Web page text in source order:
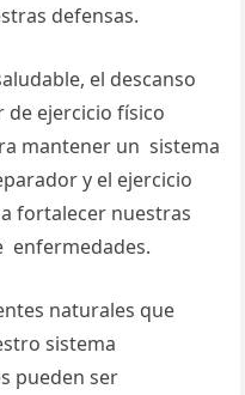
defensas.
el descanso
ejercicio físico
mantener un sistema
y el ejercicio
fortalecer nuestras
enfermedades.
naturales que
sistema
pueden ser